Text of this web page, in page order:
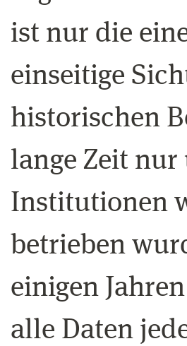
ist nur die
einseitige
historischen
lange Zeit
Institutionen
betrieben
einigen
alle Daten